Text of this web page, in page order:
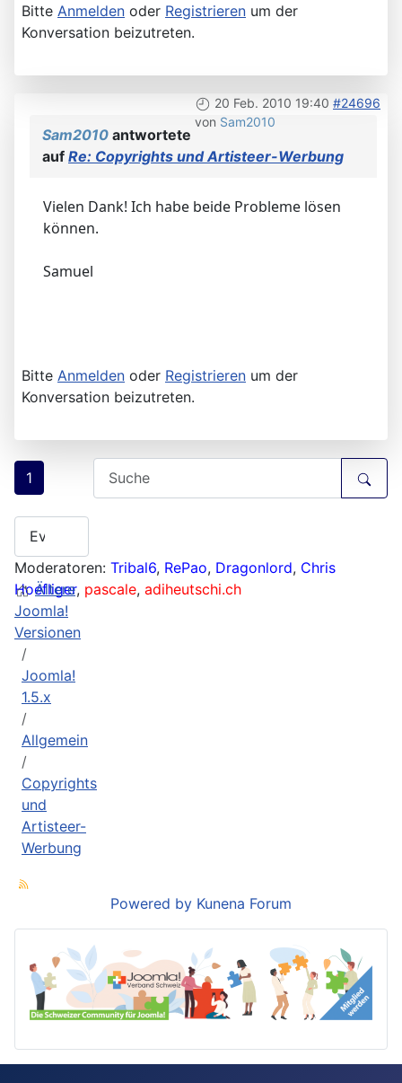
Bitte Anmelden oder Registrieren um der
Konversation beizutreten.
20 Feb. 2010 19:40 #24696
von Sam2010
Sam2010 antwortete
auf Re: Copyrights und Artisteer-Werbung
Vielen Dank! Ich habe beide Probleme lösen
können.
Samuel
Bitte Anmelden oder Registrieren um der
Konversation beizutreten.
1
Moderatoren: Tribal6, RePao, Dragonlord, Chris
Hoefliger, pascale, adiheutschi.ch
Ältere
Joomla!
Versionen
Joomla!
1.5.x
Allgemein
Copyrights
und
Artisteer-
Werbung
Powered by Kunena Forum